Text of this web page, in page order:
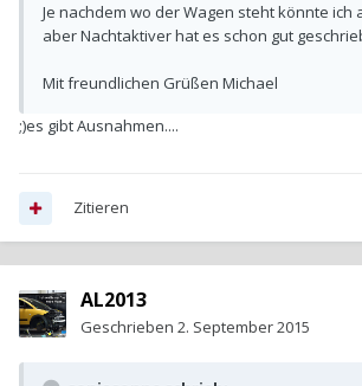
Je nachdem wo der Wagen steht könnte ich
aber Nachtaktiver hat es schon gut
Mit freundlichen Grüßen Michael
;)es gibt Ausnahmen....
Zitieren
AL2013
Geschrieben 2. September 2015